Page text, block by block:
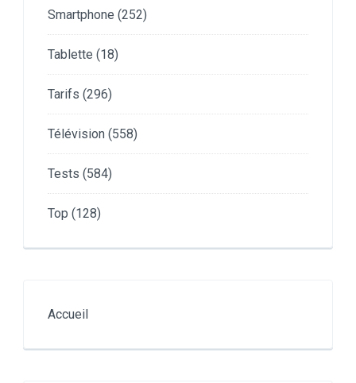
Smartphone (252)
Tablette (18)
Tarifs (296)
Télévision (558)
Tests (584)
Top (128)
Accueil